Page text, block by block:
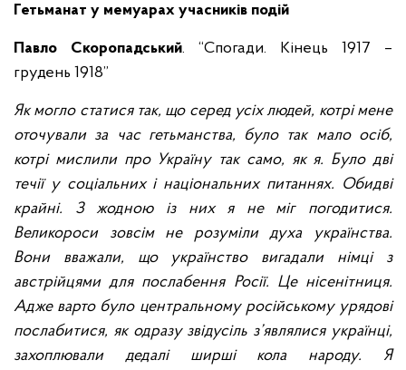
Гетьманат у мемуарах учасників подій
Павло Скоропадський. “Спогади. Кінець 1917 –
грудень 1918”
Як могло статися так, що серед усіх людей, котрі мене
оточували за час гетьманства, було так мало осіб,
котрі мислили про Україну так само, як я. Було дві
течії у соціальних і національних питаннях. Обидві
крайні. З жодною із них я не міг погодитися.
Великороси зовсім не розуміли духа українства.
Вони вважали, що українство вигадали німці з
австрійцями для послабення Росії. Це нісенітниця.
Адже варто було центральному російському урядові
послабитися, як одразу звідусіль з’являлися українці,
захоплювали дедалі ширші кола народу. Я